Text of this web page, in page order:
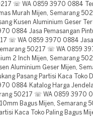
☏ WA 0859 3970 0884
Murah Mijen, Semarang
Kusen Aluminium Geser
0884 Jasa Pemasangan
☏ WA 0859 3970 0884 Jasa
50217 ☏ WA 0859
2 Inch Mijen, Semarang
Aluminium Geser Mijen,
Pasang Partisi Kaca Toko
0884 Katalog Harga
50217 ☏ WA 0859 3970
Bagus Mijen, Semarang
Kaca Toko Paling Bagus